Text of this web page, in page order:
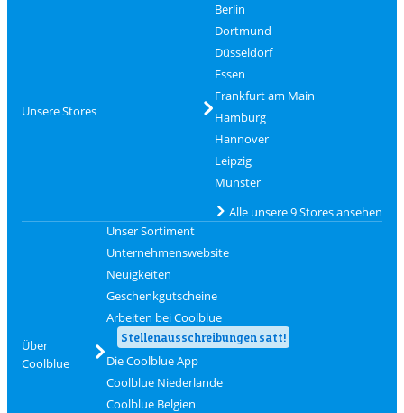
Unsere Stores
Berlin
Dortmund
Düsseldorf
Essen
Frankfurt am Main
Hamburg
Hannover
Leipzig
Münster
Alle unsere 9 Stores ansehen
Über
Coolblue
Unser Sortiment
Unternehmenswebsite
Neuigkeiten
Geschenkgutscheine
Arbeiten bei Coolblue
Stellenausschreibungen satt!
Die Coolblue App
Coolblue Niederlande
Coolblue Belgien